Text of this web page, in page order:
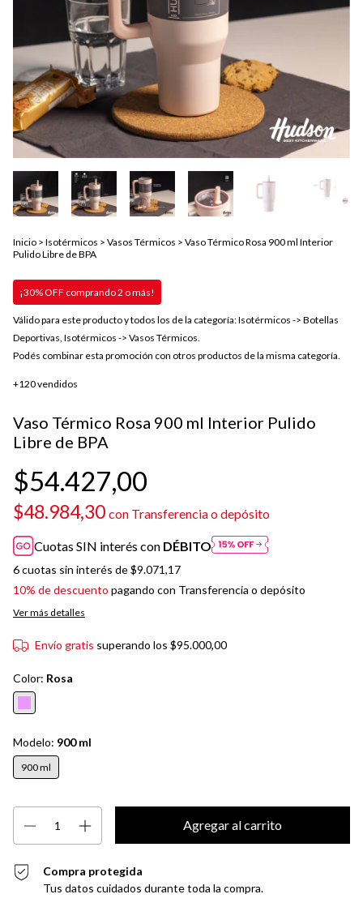
Inicio > Isotérmicos > Vasos Térmicos > Vaso Térmico Rosa 900 ml Interior
Pulido Libre de BPA
¡30% OFF comprando 2 o más!
Válido para este producto y todos los de la categoría: Isotérmicos -> Botellas
Deportivas, Isotérmicos -> Vasos Térmicos.
Podés combinar esta promoción con otros productos de la misma categoría.
+120 vendidos
Vaso Térmico Rosa 900 ml Interior Pulido
Libre de BPA
$54.427,00
$48.984,30 con Transferencia o depósito
Cuotas SIN interés con DÉBITO
6cuotas sin interés de$9.071,17
10% de descuento pagando con Transferencia o depósito
Ver más detalles
Envío gratis superando los $95.000,00
Color: Rosa
Modelo: 900 ml
900 ml
Compra protegida
Tus datos cuidados durante toda la compra.